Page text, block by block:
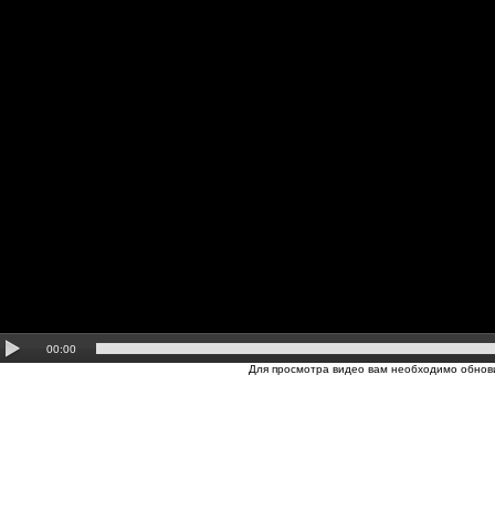
00:00
Для просмотра видео вам необходимо